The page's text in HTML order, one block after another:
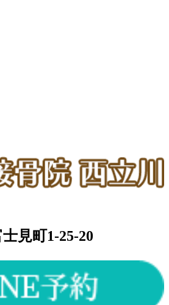
見町1-25-20